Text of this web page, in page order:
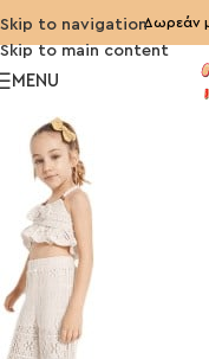
Skip to navigation
Skip to main content
Δωρεάν
MENU